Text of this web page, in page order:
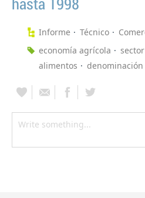
hasta 1998
Informe Técnico
economía agrícola
alimentos